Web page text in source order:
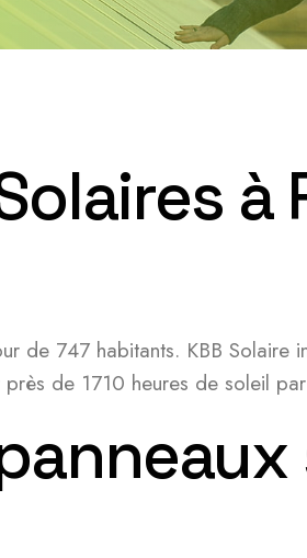
à
de 747 habitants. KBB Solaire
de 1710 heures de soleil